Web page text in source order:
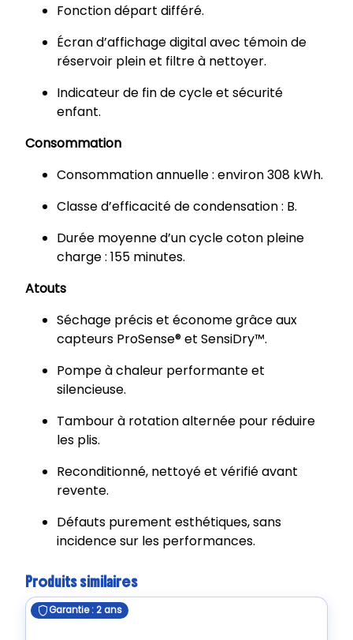
Fonction départ différé.
Écran d’affichage digital avec témoin de
réservoir plein et filtre à nettoyer.
Indicateur de fin de cycle et sécurité
enfant.
Consommation
Consommation annuelle : environ 308 kWh.
Classe d’efficacité de condensation : B.
Durée moyenne d’un cycle coton pleine
charge : 155 minutes.
Atouts
Séchage précis et économe grâce aux
capteurs ProSense® et SensiDry™.
Pompe à chaleur performante et
silencieuse.
Tambour à rotation alternée pour réduire
les plis.
Reconditionné, nettoyé et vérifié avant
revente.
Défauts purement esthétiques, sans
incidence sur les performances.
Produits similaires
Garantie : 2 ans